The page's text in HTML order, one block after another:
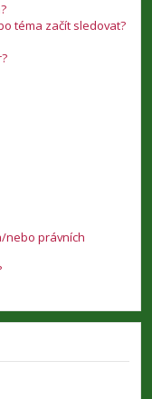
téma začít sledovat?
nebo právních